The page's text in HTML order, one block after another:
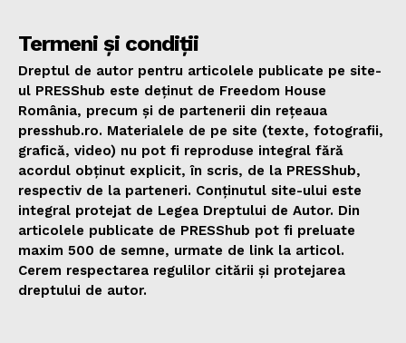
Termeni și condiții
Dreptul de autor pentru articolele publicate pe site-
ul PRESShub este deținut de Freedom House
România, precum și de partenerii din rețeaua
presshub.ro. Materialele de pe site (texte, fotografii,
grafică, video) nu pot fi reproduse integral fără
acordul obținut explicit, în scris, de la PRESShub,
respectiv de la parteneri. Conținutul site-ului este
integral protejat de Legea Dreptului de Autor. Din
articolele publicate de PRESShub pot fi preluate
maxim 500 de semne, urmate de link la articol.
Cerem respectarea regulilor citării și protejarea
dreptului de autor.